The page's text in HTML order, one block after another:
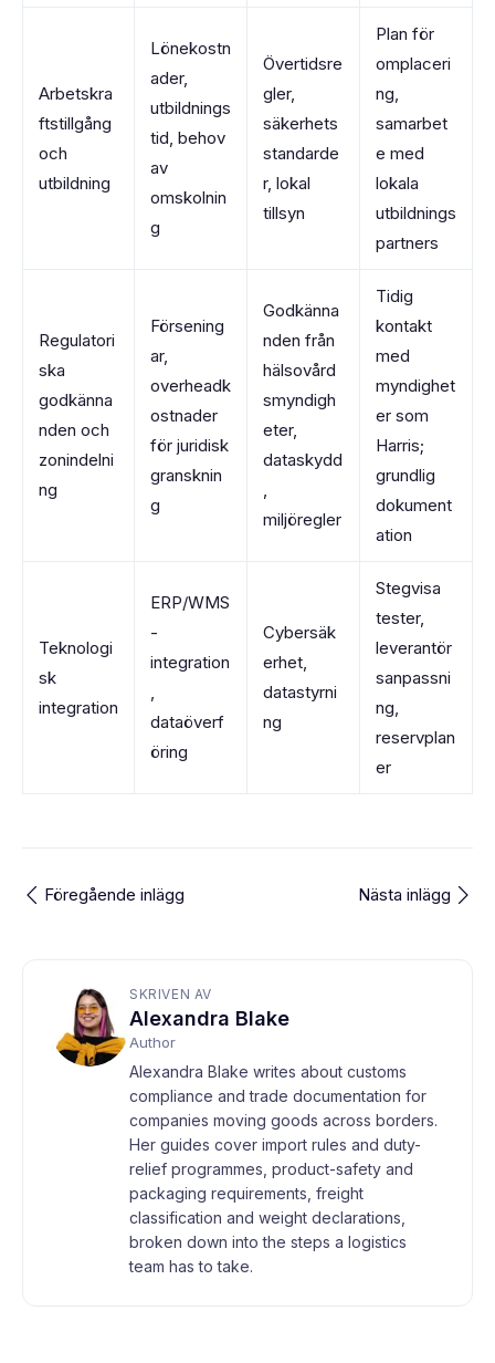
Arbetskra
ftstillgång
och
utbildning
Lönekostn
ader,
utbildnings
tid, behov
av
omskolnin
g
Övertidsre
gler,
säkerhets
standarde
r, lokal
tillsyn
Plan för
omplaceri
ng,
samarbet
e med
lokala
utbildnings
partners
Regulatori
ska
godkänna
nden och
zonindelni
ng
Försening
ar,
overheadk
ostnader
för juridisk
gransknin
g
Godkänna
nden från
hälsovård
smyndigh
eter,
dataskydd
,
miljöregler
Tidig
kontakt
med
myndighet
er som
Harris;
grundlig
dokument
ation
Teknologi
sk
integration
ERP/WMS
-
integration
,
dataöverf
öring
Cybersäk
erhet,
datastyrni
ng
Stegvisa
tester,
leverantör
sanpassni
ng,
reservplan
er
Föregående inlägg Nästa inlägg
SKRIVEN AV
Alexandra Blake
Author
Alexandra Blake writes about customs
compliance and trade documentation for
companies moving goods across borders.
Her guides cover import rules and duty-
relief programmes, product-safety and
packaging requirements, freight
classification and weight declarations,
broken down into the steps a logistics
team has to take.